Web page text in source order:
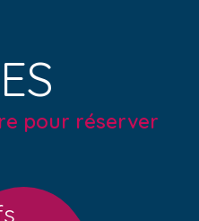
pour réserver